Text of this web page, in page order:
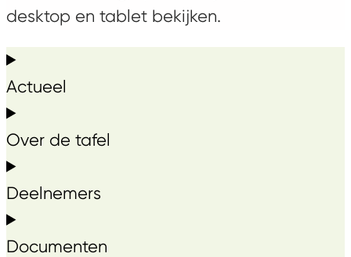
desktop en tablet bekijken.
Actueel
Over de tafel
Deelnemers
Documenten